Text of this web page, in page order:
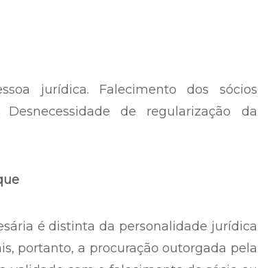
jurídica. Falecimento dos sócios
de regularização da
é distinta da personalidade jurídica
portanto, a procuração outorgada pela